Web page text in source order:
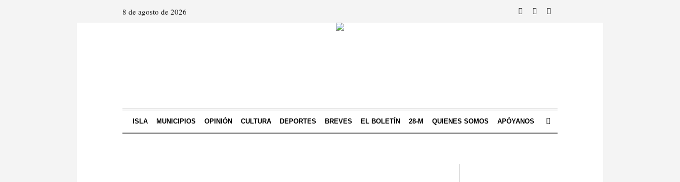
8 de agosto de 2026
ISLA MUNICIPIOS OPINIÓN CULTURA DEPORTES BREVES EL BOLETÍN 28-M QUIENES SOMOS APÓYANOS